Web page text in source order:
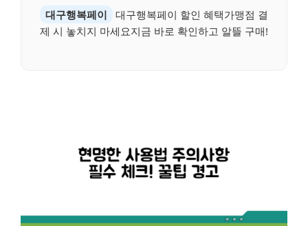
대구행복페이
대구행복페이 할인 혜택가맹점 결
제 시 놓치지 마세요지금 바로 확인하고 알뜰 구매!